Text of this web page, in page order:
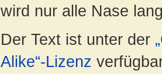
wird nur alle Nase
Der Text ist unter der
Alike“-Lizenz